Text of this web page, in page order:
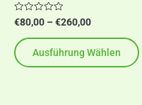
Bewertet
mit
von
5
€80,00 –€260,00
Ausführung Wählen